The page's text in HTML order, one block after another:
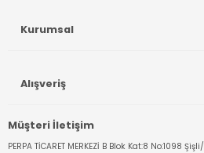
Müşteri İletişim
PERPA TİCARET MERKEZİ B Blok Kat:8 No:1098 Şişli/
Kurumsal
Alışveriş